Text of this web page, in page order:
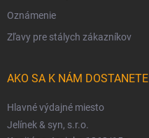
Oznámenie
Zľavy pre stálych zákazníkov
AKO SA K NÁM DOSTANETE
Hlavné výdajné miesto
Jelínek & syn, s.r.o.